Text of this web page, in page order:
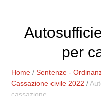
per
Home /Sentenze -
Cassazione civile 2022 /